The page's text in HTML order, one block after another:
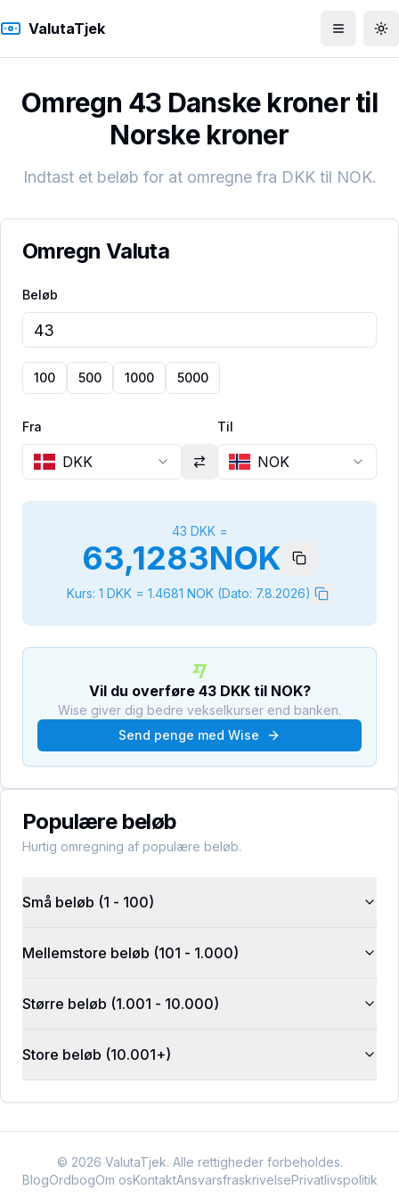
ValutaTjek Åbn menu
Omregn 43 Danske kroner til
Norske kroner
Indtast et beløb for at omregne fra DKKtil NOK.
Omregn Valuta
Beløb
100 500 1000 5000
Fra
DKK
Til
NOK
43 DKK=
63,1283NOK
Kurs: 1 DKK = 1.4681 NOK (Dato: 7.8.2026)
Vil du overføre 43 DKKtil NOK?
Wise giver dig bedre vekselkurser end banken.
Send penge med Wise
Populære beløb
Hurtig omregning af populære beløb.
Små beløb (1 - 100)
Mellemstore beløb (101 - 1.000)
Større beløb (1.001 - 10.000)
Store beløb (10.001+)
© 2026 ValutaTjek. Alle rettigheder forbeholdes.
BlogOrdbogOm osKontaktAnsvarsfraskrivelsePrivatlivspolitik